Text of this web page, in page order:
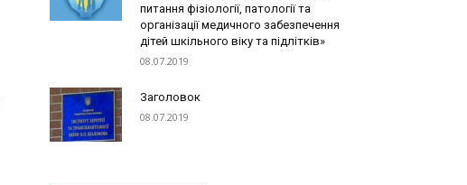
питання фізіології, патології та
організації медичного забезпечення
дітей шкільного віку та підлітків»
08.07.2019
Заголовок
08.07.2019